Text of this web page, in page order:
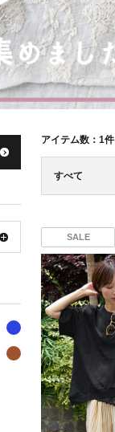
アイテム数： 1件
すべて
SALE
ーン系ブルー系
ク系 ブラウン系